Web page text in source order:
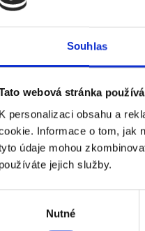
Souhlas
webová stránka
K personalizaci obsahu a
Informace o tom, jak
údaje mohou
používáte jejich služby.
Nutné
BAT-6
ovladačù
Dostupnost: